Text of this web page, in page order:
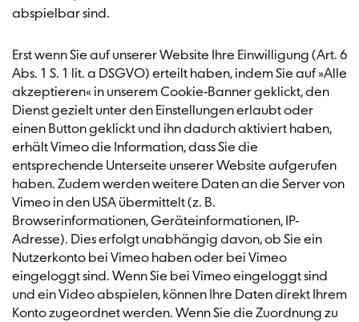
abspielbar sind.
Erst wenn Sie auf unserer Website Ihre Einwilligung (Art. 6
Abs. 1 S. 1 lit. a DSGVO) erteilt haben, indem Sie auf »Alle
akzeptieren« in unserem Cookie-Banner geklickt, den
Dienst gezielt unter den Einstellungen erlaubt oder
einen Button geklickt und ihn dadurch aktiviert haben,
erhält Vimeo die Information, dass Sie die
entsprechende Unterseite unserer Website aufgerufen
haben. Zudem werden weitere Daten an die Server von
Vimeo in den USA übermittelt (z. B.
Browserinformationen, Geräteinformationen, IP-
Adresse). Dies erfolgt unabhängig davon, ob Sie ein
Nutzerkonto bei Vimeo haben oder bei Vimeo
eingeloggt sind. Wenn Sie bei Vimeo eingeloggt sind
und ein Video abspielen, können Ihre Daten direkt Ihrem
Konto zugeordnet werden. Wenn Sie die Zuordnung zu